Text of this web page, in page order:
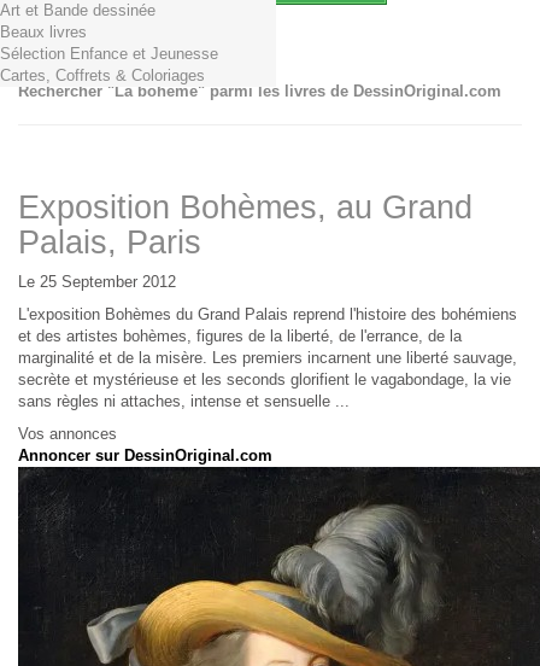
Art et Bande dessinée
Beaux livres
Sélection Enfance et Jeunesse
Cartes, Coffrets & Coloriages
La bohème
Rechercher "La bohème" parmi les livres de DessinOriginal.com
Exposition Bohèmes, au Grand
Palais, Paris
Le 25 September 2012
L'exposition Bohèmes du Grand Palais reprend l'histoire des bohémiens
et des artistes bohèmes, figures de la liberté, de l'errance, de la
marginalité et de la misère. Les premiers incarnent une liberté sauvage,
secrète et mystérieuse et les seconds glorifient le vagabondage, la vie
sans règles ni attaches, intense et sensuelle ...
Vos annonces
Annoncer sur DessinOriginal.com